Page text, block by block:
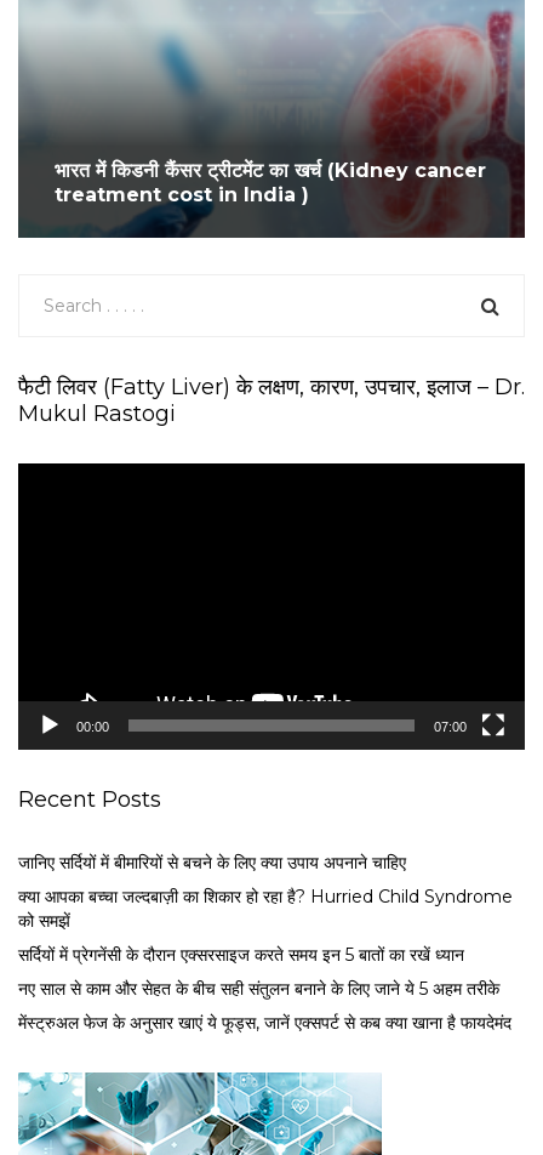
भारत में किडनी कैंसर ट्रीटमेंट का खर्च (Kidney cancer
treatment cost in India )
फैटी लिवर (Fatty Liver) के लक्षण, कारण, उपचार, इलाज – Dr.
Mukul Rastogi
00:00 07:00
Recent Posts
जानिए सर्दियों में बीमारियों से बचने के लिए क्या उपाय अपनाने चाहिए
क्या आपका बच्चा जल्दबाज़ी का शिकार हो रहा है? Hurried Child Syndrome
को समझें
सर्द‍ियों में प्रेगनेंसी के दौरान एक्सरसाइज करते समय इन 5 बातों का रखें ध्यान
नए साल से काम और सेहत के बीच सही संतुलन बनाने के लिए जाने ये 5 अहम तरीके
मेंस्ट्रुअल फेज के अनुसार खाएं ये फूड्स, जानें एक्सपर्ट से कब क्या खाना है फायदेमंद